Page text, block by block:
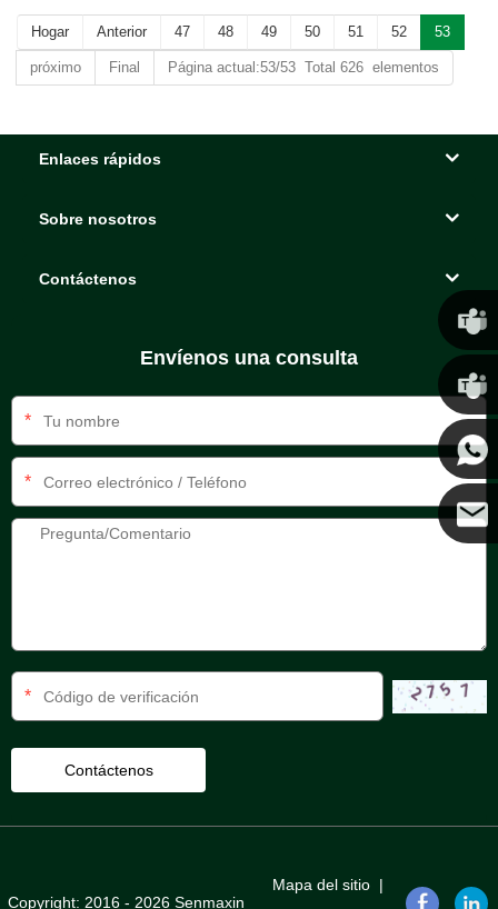
Hogar Anterior 47 48 49 50 51 52 53
próximo Final Página actual:53/53 Total 626 elementos
Enlaces rápidos
Sobre nosotros
Contáctenos
Envíenos una consulta
*
*
*
Copyright: 2016 - 2026 Senmaxin
Mapa del sitio |
Chris
Kenny